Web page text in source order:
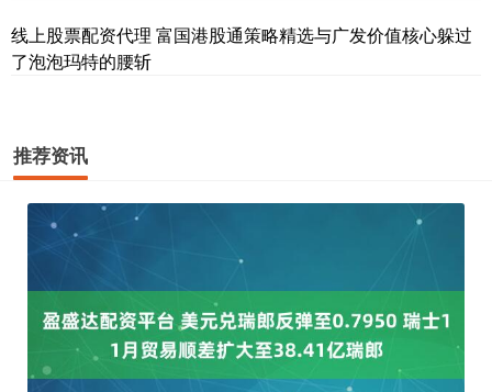
线上股票配资代理 富国港股通策略精选与广发价值核心躲过
了泡泡玛特的腰斩
推荐资讯